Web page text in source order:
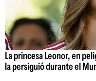
La princesa Leonor, en
la persiguió durante el